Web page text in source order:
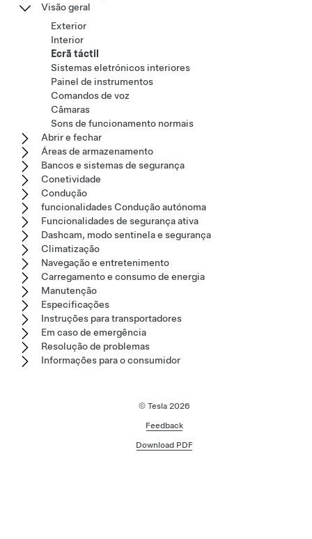
Visão geral
Exterior
Interior
Ecrã táctil
Sistemas eletrónicos interiores
Painel de instrumentos
Comandos de voz
Câmaras
Sons de funcionamento normais
Abrir e fechar
Áreas de armazenamento
Bancos e sistemas de segurança
Conetividade
Condução
funcionalidades Condução autónoma
Funcionalidades de segurança ativa
Dashcam, modo sentinela e segurança
Climatização
Navegação e entretenimento
Carregamento e consumo de energia
Manutenção
Especificações
Instruções para transportadores
Em caso de emergência
Resolução de problemas
Informações para o consumidor
© Tesla 2026
Feedback
Download PDF